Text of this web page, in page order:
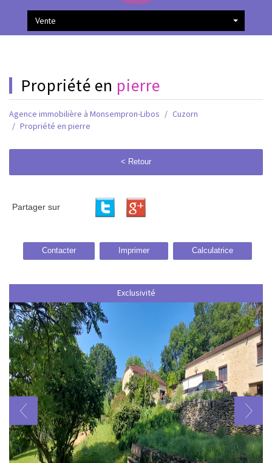
Vente
propriété en pierre
Agence immobilière à Monsempron-Libos
Cuzorn
Propriété en pierre
< Retour
Partager sur
Contacter Imprimer Calculatrice
Exclusivité